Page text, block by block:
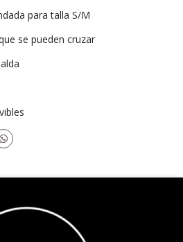
para talla S/M
se pueden cruzar